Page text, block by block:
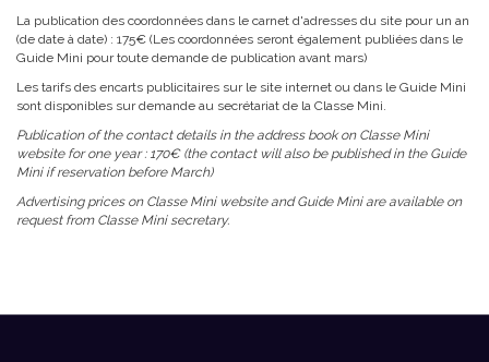
La publication des coordonnées dans le carnet d'adresses du site pour un an
(de date à date) : 175€ (Les coordonnées seront également publiées dans le
Guide Mini pour toute demande de publication avant mars)
Les tarifs des encarts publicitaires sur le site internet ou dans le Guide Mini
sont disponibles sur demande au secrétariat de la Classe Mini.
Publication of the contact details in the address book on Classe Mini
website for one year : 170€ (the contact will also be published in the Guide
Mini if reservation before March)
Advertising prices on Classe Mini website and Guide Mini are available on
request from Classe Mini secretary.